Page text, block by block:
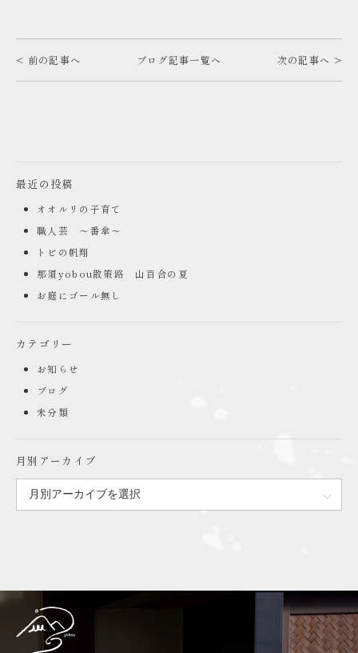
< 前の記事へ ブログ記事一覧へ 次の記事へ >
最近の投稿
オオルリの子育て
職人芸 ～番傘～
トビの帆翔
那須yobou散策路 山百合の夏
お庭にゴール無し
カテゴリー
お知らせ
ブログ
未分類
月別アーカイブ